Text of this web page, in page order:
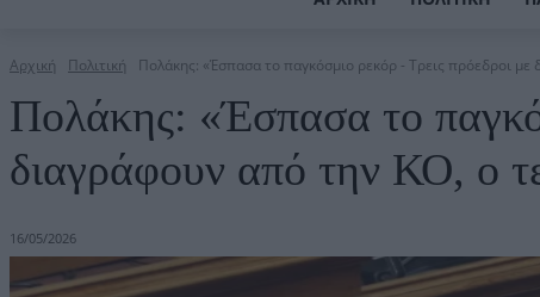
Αρχική Πολιτική Πολάκης: «Έσπασα το παγκόσμιο ρεκόρ - Τρεις πρόεδροι με
Πολάκης: «Έσπασα το
διαγράφουν από την ΚΟ, ο
16/05/2026